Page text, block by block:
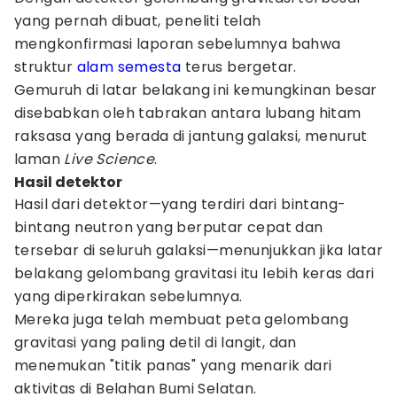
yang pernah dibuat, peneliti telah
mengkonfirmasi laporan sebelumnya bahwa
struktur alam semesta terus bergetar.
Gemuruh di latar belakang ini kemungkinan besar
disebabkan oleh tabrakan antara lubang hitam
raksasa yang berada di jantung galaksi, menurut
laman Live Science.
Hasil detektor
Hasil dari detektor—yang terdiri dari bintang-
bintang neutron yang berputar cepat dan
tersebar di seluruh galaksi—menunjukkan jika latar
belakang gelombang gravitasi itu lebih keras dari
yang diperkirakan sebelumnya.
Mereka juga telah membuat peta gelombang
gravitasi yang paling detil di langit, dan
menemukan "titik panas" yang menarik dari
aktivitas di Belahan Bumi Selatan.